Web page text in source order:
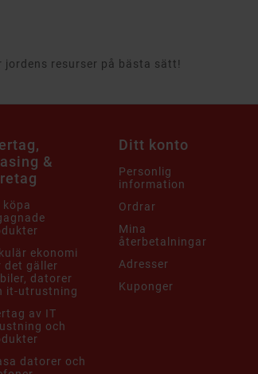
jordens resurser på bästa sätt!
&
ekonomi
det gäller
datorer
it-utrustning
av IT
och
datorer och
Ditt konto
Personlig
information
Ordrar
Mina
återbetalningar
Adresser
Kuponger